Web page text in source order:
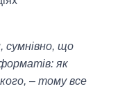
сумнівно, що
як
– тому все